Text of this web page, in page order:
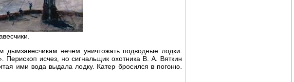
нечем уничтожать подводные лодки.
исчез, но сигнальщик охотника В. А. Вяткин
ими вода выдала лодку. Катер бросился в погоню.